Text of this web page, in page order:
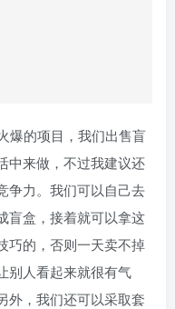
爆的项目，我们出售盲
中来做，不过我建议还
争力。我们可以自己去
盲盒，接着就可以拿这
巧的，否则一天卖不掉
别人看起来就很有气
外，我们还可以采取套